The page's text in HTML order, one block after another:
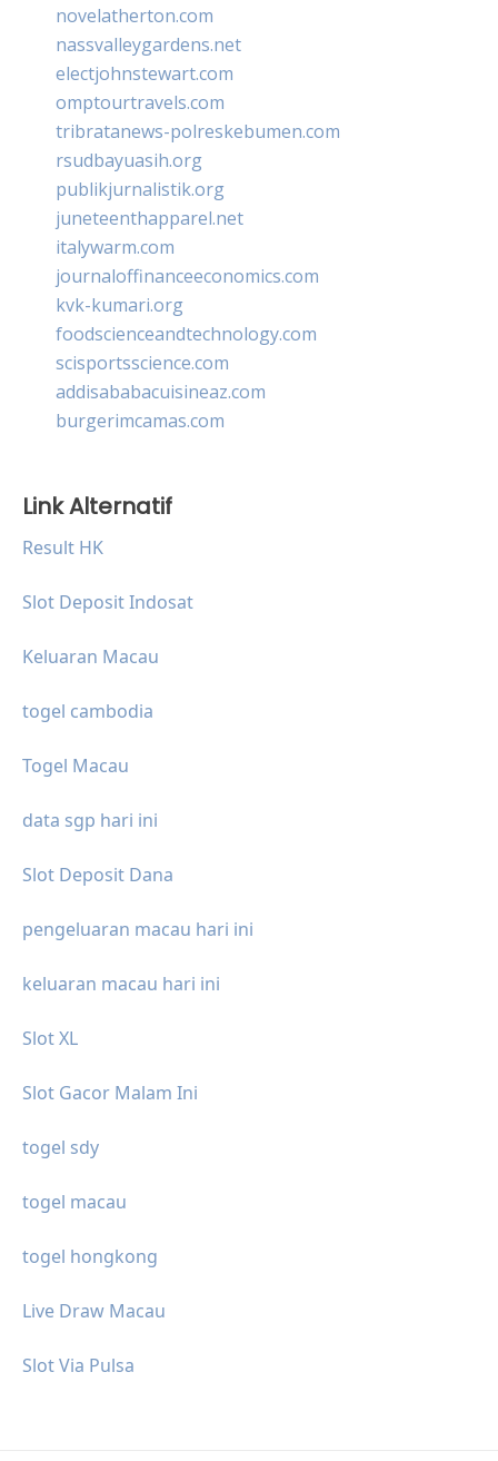
novelatherton.com
nassvalleygardens.net
electjohnstewart.com
omptourtravels.com
tribratanews-polreskebumen.com
rsudbayuasih.org
publikjurnalistik.org
juneteenthapparel.net
italywarm.com
journaloffinanceeconomics.com
kvk-kumari.org
foodscienceandtechnology.com
scisportsscience.com
addisababacuisineaz.com
burgerimcamas.com
Link Alternatif
Result HK
Slot Deposit Indosat
Keluaran Macau
togel cambodia
Togel Macau
data sgp hari ini
Slot Deposit Dana
pengeluaran macau hari ini
keluaran macau hari ini
Slot XL
Slot Gacor Malam Ini
togel sdy
togel macau
togel hongkong
Live Draw Macau
Slot Via Pulsa